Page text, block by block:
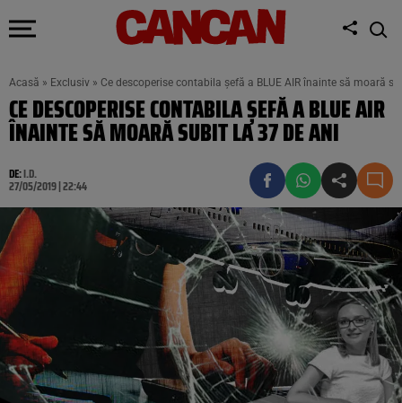
Acasă » Exclusiv » Ce descoperise contabila șefă a BLUE AIR înainte să moară
CE DESCOPERISE CONTABILA ȘEFĂ A BLUE AIR
ÎNAINTE SĂ MOARĂ SUBIT LA 37 DE ANI
DE:I.D.
27/05/2019 | 22:44